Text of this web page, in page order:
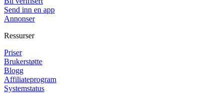
Send inn en app
Annonser
Ressurser
Priser
Brukerstøtte
Blogg
Affiliateprogram
Systemstatus